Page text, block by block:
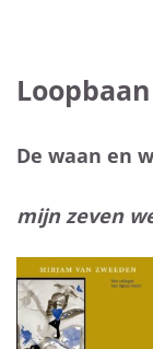
De waan en
mijn zeven